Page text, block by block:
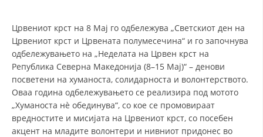
СТРАТЕГИИ
ЕДУКАТИВНО ИНФОРМАТИВНИ МАТЕРИЈАЛИ
Црвениот крст на 8 Мај го одбележува „Светскиот ден на
Црвениот крст и Црвената полумесечина“ и го започнува
одбележувањето на „Неделата на Црвен крст на
Република Северна Македонија (8–15 Мај)“ – денови
посветени на хуманоста, солидарноста и волонтерството.
Оваа година одбележувањето се реализира под мотото
„Хуманоста нè обединува“, со кое се промовираат
вредностите и мисијата на Црвениот крст, со посебен
акцент на младите волонтери и нивниот придонес во